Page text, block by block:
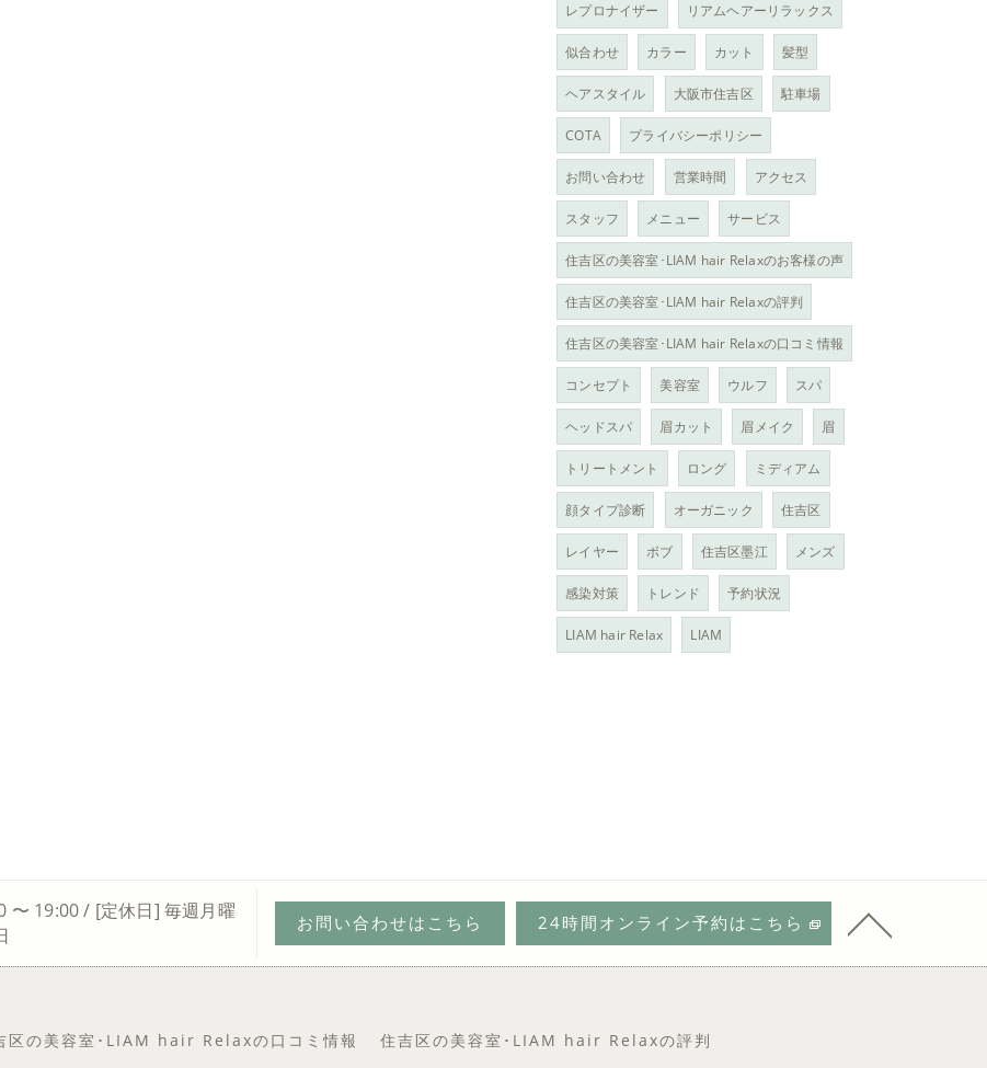
レプロナイザー リアムヘアーリラックス
似合わせ カラー カット 髪型
ヘアスタイル 大阪市住吉区 駐車場
COTA プライバシーポリシー
お問い合わせ 営業時間 アクセス
スタッフ メニュー サービス
住吉区の美容室･LIAM hair Relaxのお客様の声
住吉区の美容室･LIAM hair Relaxの評判
住吉区の美容室･LIAM hair Relaxの口コミ情報
コンセプト 美容室 ウルフ スパ
ヘッドスパ 眉カット 眉メイク 眉
トリートメント ロング ミディアム
顔タイプ診断 オーガニック 住吉区
レイヤー ボブ 住吉区墨江 メンズ
感染対策 トレンド 予約状況
LIAM hair Relax LIAM
〜 19:00 / [定休日] 毎週月曜
お問い合わせはこちら 24時間オンライン予約はこちら
区の美容室･LIAM hair Relaxの口コミ情報 住吉区の美容室･LIAM hair Relaxの評判